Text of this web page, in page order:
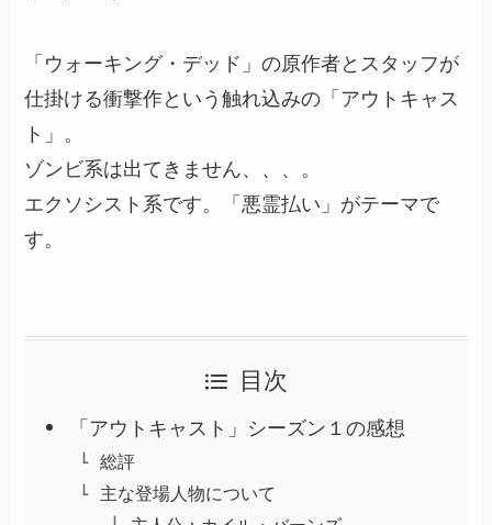
「ウォーキング・デッド」の原作者とスタッフが
仕掛ける衝撃作という触れ込みの「アウトキャス
ト」。
ゾンビ系は出てきません、、、。
エクソシスト系です。「悪霊払い」がテーマで
す。
目次
「アウトキャスト」シーズン１の感想
総評
主な登場人物について